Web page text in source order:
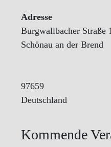
Adresse
Burgwallbacher Straße
Schönau an der Brend
97659
Deutschland
Kommende